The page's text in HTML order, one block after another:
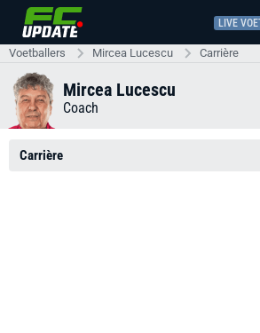
LIVE
Voetballers Mircea Lucescu Carrière
Mircea Lucescu
Coach
Carrière